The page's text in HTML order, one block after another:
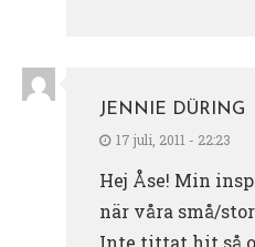
JENNIE DÜRING
17 juli, 2011 - 22:23
Hej Åse! Min
när våra små/
Inte tittat hit så